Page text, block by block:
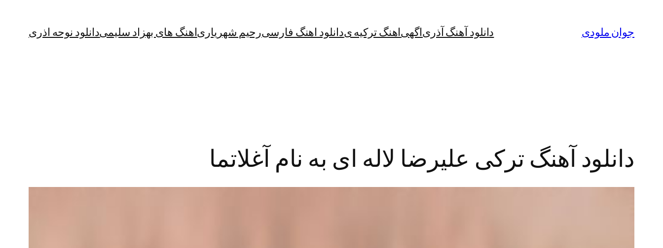
جوان ملودی دانلود آهنگ آذریاگهیاهنگ ترکیه یدانلود اهنگ فارسیرحیم شهریاریاهنگ های بهزاد سلیمیدانلود نوحه اذری
دانلود آهنگ ترکی علیرضا لاله ای به نام آغلاتما